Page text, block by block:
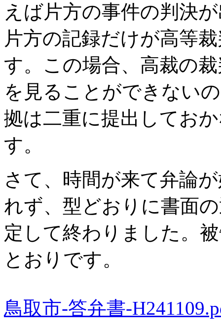
えば片方の事件の判決
片方の記録だけが高等
す。この場合、高裁の
を見ることができない
拠は二重に提出してお
す。
さて、時間が来て弁論
れず、型どおりに書面
定して終わりました。
とおりです。
鳥取市-答弁書-